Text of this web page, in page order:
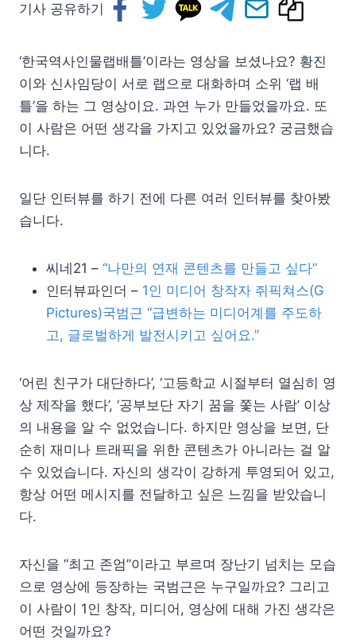
기사 공유하기
‘한국역사인물랩배틀’이라는 영상을 보셨나요? 황진
이와 신사임당이 서로 랩으로 대화하며 소위 ‘랩 배
틀’을 하는 그 영상이요. 과연 누가 만들었을까요. 또
이 사람은 어떤 생각을 가지고 있었을까요? 궁금했습
니다.
일단 인터뷰를 하기 전에 다른 여러 인터뷰를 찾아봤
습니다.
씨네21 – “나만의 연재 콘텐츠를 만들고 싶다”
인터뷰파인더 – 1인 미디어 창작자 쥐픽쳐스(G
Pictures)국범근 “급변하는 미디어계를 주도하
고, 글로벌하게 발전시키고 싶어요.”
‘어린 친구가 대단하다’, ‘고등학교 시절부터 열심히 영
상 제작을 했다’, ‘공부보단 자기 꿈을 쫓는 사람’ 이상
의 내용을 알 수 없었습니다. 하지만 영상을 보면, 단
순히 재미나 트래픽을 위한 콘텐츠가 아니라는 걸 알
수 있었습니다. 자신의 생각이 강하게 투영되어 있고,
항상 어떤 메시지를 전달하고 싶은 느낌을 받았습니
다.
자신을 “최고 존엄”이라고 부르며 장난기 넘치는 모습
으로 영상에 등장하는 국범근은 누구일까요? 그리고
이 사람이 1인 창작, 미디어, 영상에 대해 가진 생각은
어떤 것일까요?